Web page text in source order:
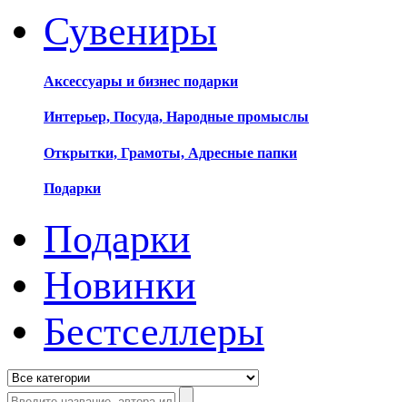
Сувениры
Аксессуары и бизнес подарки
Интерьер, Посуда, Народные промыслы
Открытки, Грамоты, Адресные папки
Подарки
Подарки
Новинки
Бестселлеры